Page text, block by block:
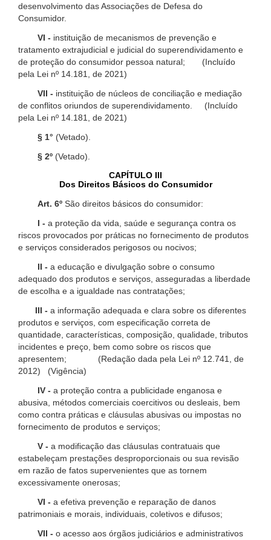
desenvolvimento das Associações de Defesa do
Consumidor.
VI - instituição de mecanismos de prevenção e
tratamento extrajudicial e judicial do superendividamento e
de proteção do consumidor pessoa natural; (Incluído
pela Lei nº 14.181, de 2021)
VII - instituição de núcleos de conciliação e mediação
de conflitos oriundos de superendividamento. (Incluído
pela Lei nº 14.181, de 2021)
§ 1° (Vetado).
§ 2º (Vetado).
CAPÍTULO III
Dos Direitos Básicos do Consumidor
Art. 6º São direitos básicos do consumidor:
I - a proteção da vida, saúde e segurança contra os
riscos provocados por práticas no fornecimento de produtos
e serviços considerados perigosos ou nocivos;
II - a educação e divulgação sobre o consumo
adequado dos produtos e serviços, asseguradas a liberdade
de escolha e a igualdade nas contratações;
III - a informação adequada e clara sobre os diferentes
produtos e serviços, com especificação correta de
quantidade, características, composição, qualidade, tributos
incidentes e preço, bem como sobre os riscos que
apresentem; (Redação dada pela Lei nº 12.741, de
2012) (Vigência)
IV - a proteção contra a publicidade enganosa e
abusiva, métodos comerciais coercitivos ou desleais, bem
como contra práticas e cláusulas abusivas ou impostas no
fornecimento de produtos e serviços;
V - a modificação das cláusulas contratuais que
estabeleçam prestações desproporcionais ou sua revisão
em razão de fatos supervenientes que as tornem
excessivamente onerosas;
VI - a efetiva prevenção e reparação de danos
patrimoniais e morais, individuais, coletivos e difusos;
VII - o acesso aos órgãos judiciários e administrativos